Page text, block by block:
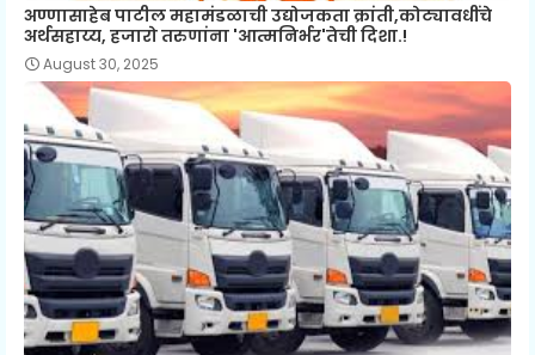
अण्णासाहेब पाटील महामंडळाची उद्योजकता क्रांती,कोट्यावधींचे
अर्थसहाय्य, हजारो तरुणांना 'आत्मनिर्भर'तेची दिशा.!
August 30, 2025